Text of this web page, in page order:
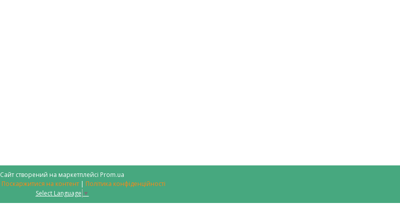
Сайт створений на маркетплейсі Prom.ua
Поскаржитися на контент | Політика конфіденційності
Select Language ▼